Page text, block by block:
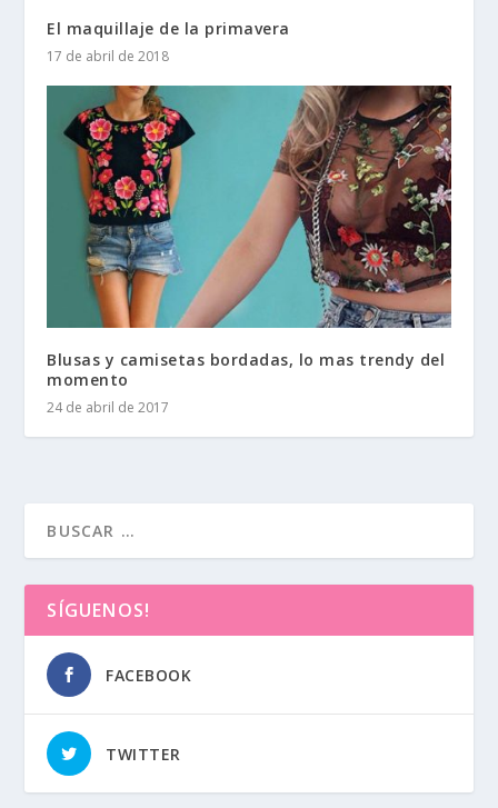
El maquillaje de la primavera
17 de abril de 2018
Blusas y camisetas bordadas, lo mas trendy del
momento
24 de abril de 2017
SÍGUENOS!
FACEBOOK
TWITTER